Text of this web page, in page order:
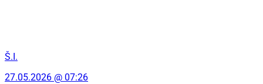
Š.I.
27.05.2026 @ 07:26